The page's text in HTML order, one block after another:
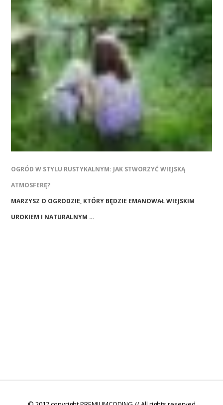
OGRÓD W STYLU RUSTYKALNYM: JAK STWORZYĆ WIEJSKĄ
ATMOSFERĘ?
MARZYSZ O OGRODZIE, KTÓRY BĘDZIE EMANOWAŁ WIEJSKIM
UROKIEM I NATURALNYM …